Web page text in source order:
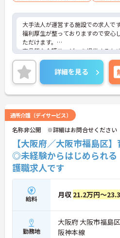
大手法人が運営する施設での求人です
福利厚生が整っておりますので安心
ただけます。
高品質な介護サービスを提供するた
努力を行っています。お客様はもち
安全で安心して働ける環境が整って
ご興味のある方は是非お気軽にお問
い。
詳細を見る
通所介護（デイサービス）
名称非公開 ※詳細はお問合せください
【大阪府／大阪市福島区
◎未経験からはじめられる
護職求人です
給料 月収 21.2万円～
勤務地
大阪府 大阪市福島区
阪神本線